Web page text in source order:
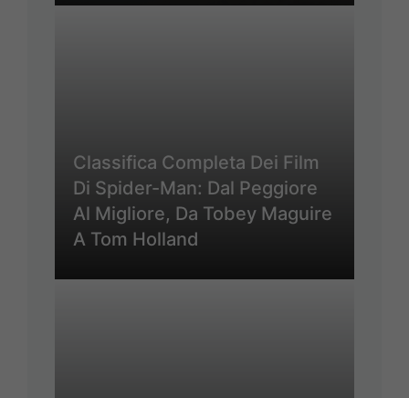
Classifica Completa Dei Film
Di Spider-Man: Dal Peggiore
Al Migliore, Da Tobey Maguire
A Tom Holland